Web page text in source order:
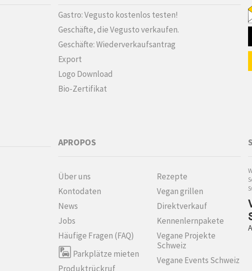
Gastro: Vegusto kostenlos testen!
Geschäfte, die Vegusto verkaufen.
Geschäfte: Wiederverkaufsantrag
Export
Logo Download
Bio-Zertifikat
APROPOS
Über uns
Kontodaten
News
Jobs
Häufige Fragen (FAQ)
Parkplätze mieten
Produktrückruf
Rezepte
Vegan grillen
Direktverkauf
Kennenlern­pakete
Vegane Projekte
Schweiz
Vegane Events Schweiz